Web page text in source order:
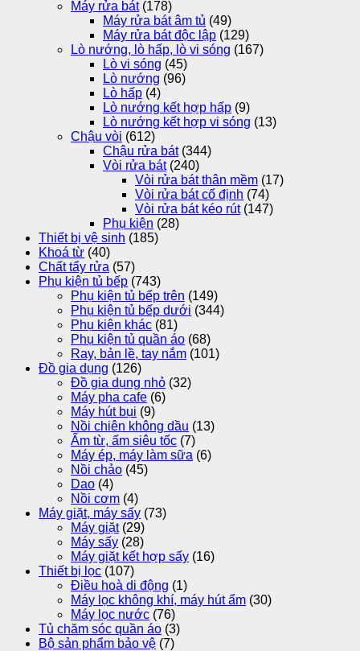
Máy rửa bát (178)
Máy rửa bát âm tủ (49)
Máy rửa bát độc lập (129)
Lò nướng, lò hấp, lò vi sóng (167)
Lò vi sóng (45)
Lò nướng (96)
Lò hấp (4)
Lò nướng kết hợp hấp (9)
Lò nướng kết hợp vi sóng (13)
Chậu vòi (612)
Chậu rửa bát (344)
Vòi rửa bát (240)
Vòi rửa bát thân mềm (17)
Vòi rửa bát cố định (74)
Vòi rửa bát kéo rút (147)
Phụ kiện (28)
Thiết bị vệ sinh (185)
Khoá từ (40)
Chất tẩy rửa (57)
Phụ kiện tủ bếp (743)
Phụ kiện tủ bếp trên (149)
Phụ kiện tủ bếp dưới (344)
Phụ kiện khác (81)
Phụ kiện tủ quần áo (68)
Ray, bản lề, tay nắm (101)
Đồ gia dụng (126)
Đồ gia dụng nhỏ (32)
Máy pha cafe (6)
Máy hút bụi (9)
Nồi chiên không dầu (13)
Ấm từ, ấm siêu tốc (7)
Máy ép, máy làm sữa (6)
Nồi chảo (45)
Dao (4)
Nồi cơm (4)
Máy giặt, máy sấy (73)
Máy giặt (29)
Máy sấy (28)
Máy giặt kết hợp sấy (16)
Thiết bị lọc (107)
Điều hoà di động (1)
Máy lọc không khí, máy hút ẩm (30)
Máy lọc nước (76)
Tủ chăm sóc quần áo (3)
Bộ sản phẩm bảo vệ (7)